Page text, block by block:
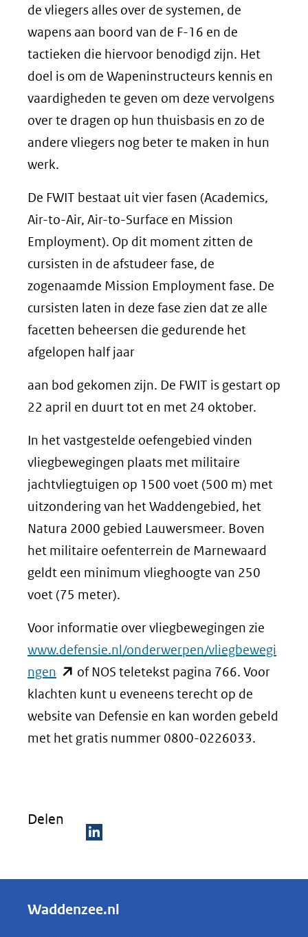
de vliegers alles over de systemen, de
wapens aan boord van de F-16 en de
tactieken die hiervoor benodigd zijn. Het
doel is om de Wapeninstructeurs kennis en
vaardigheden te geven om deze vervolgens
over te dragen op hun thuisbasis en zo de
andere vliegers nog beter te maken in hun
werk.
De FWIT bestaat uit vier fasen (Academics,
Air-to-Air, Air-to-Surface en Mission
Employment). Op dit moment zitten de
cursisten in de afstudeer fase, de
zogenaamde Mission Employment fase. De
cursisten laten in deze fase zien dat ze alle
facetten beheersen die gedurende het
afgelopen half jaar
aan bod gekomen zijn. De FWIT is gestart op
22 april en duurt tot en met 24 oktober.
In het vastgestelde oefengebied vinden
vliegbewegingen plaats met militaire
jachtvliegtuigen op 1500 voet (500 m) met
uitzondering van het Waddengebied, het
Natura 2000 gebied Lauwersmeer. Boven
het militaire oefenterrein de Marnewaard
geldt een minimum vlieghoogte van 250
voet (75 meter).
Voor informatie over vliegbewegingen zie
www.defensie.nl/onderwerpen/vliegbewegi
ngen (opent
in
nieuw
venster)
andere
of NOS teletekst pagina 766. Voor
klachten kunt u eveneens terecht op de
website van Defensie en kan worden gebeld
met het gratis nummer 0800-0226033.
Delen
e
e
Waddenzee.nl